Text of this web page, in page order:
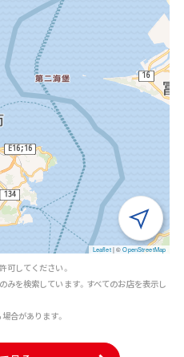
Leaflet |©OpenStreetMap
可してください。
みを検索しています。すべてのお店を表示し
合があります。